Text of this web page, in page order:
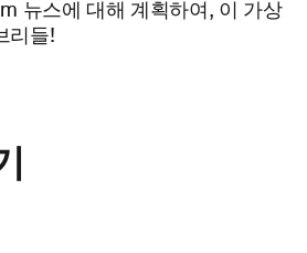
뉴스에 대해 계획하여, 이 가상
리들!